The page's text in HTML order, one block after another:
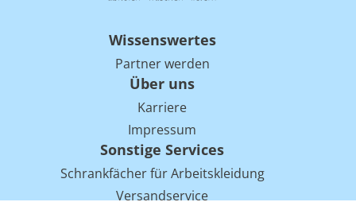
Wissenswertes
Partner werden
Über uns
Karriere
Impressum
Sonstige Services
Schrankfächer für Arbeitskleidung
Versandservice